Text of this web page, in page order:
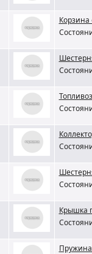
Корзина
Крышка
Пружина